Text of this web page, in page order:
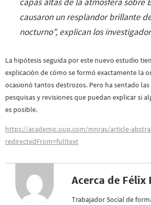
causaron un resplandor brillante
nocturno”, explican los
La hipótesis seguida por este nuevo estudio
explicación de cómo se formó exactamente la
ocasionó tantos destrozos. Pero ha sentado
pesquisas y revisiones que puedan explicar si
es posible.
https://academic.oup.com/mnras/article-
redirectedFrom=fulltext
Acerca de Félix
Trabajador Social de